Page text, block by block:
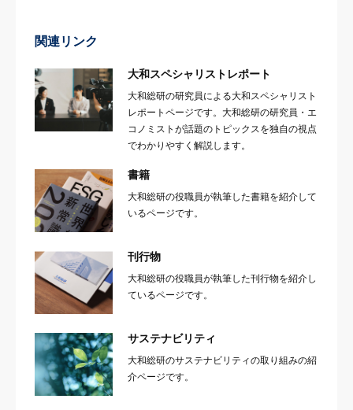
関連リンク
大和スペシャリストレポート
大和総研の研究員による大和スペシャリスト
レポートページです。大和総研の研究員・エ
コノミストが話題のトピックスを独自の視点
でわかりやすく解説します。
書籍
大和総研の役職員が執筆した書籍を紹介して
いるページです。
刊行物
大和総研の役職員が執筆した刊行物を紹介し
ているページです。
サステナビリティ
大和総研のサステナビリティの取り組みの紹
介ページです。